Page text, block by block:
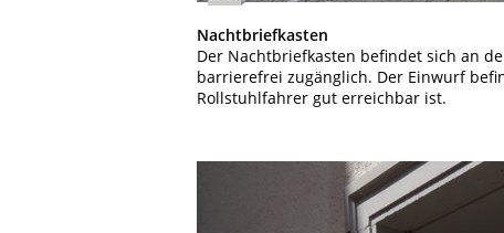
Nachtbriefkasten
Der Nachtbriefkasten befindet sich an
barrierefrei zugänglich. Der Einwurf
Rollstuhlfahrer gut erreichbar ist.